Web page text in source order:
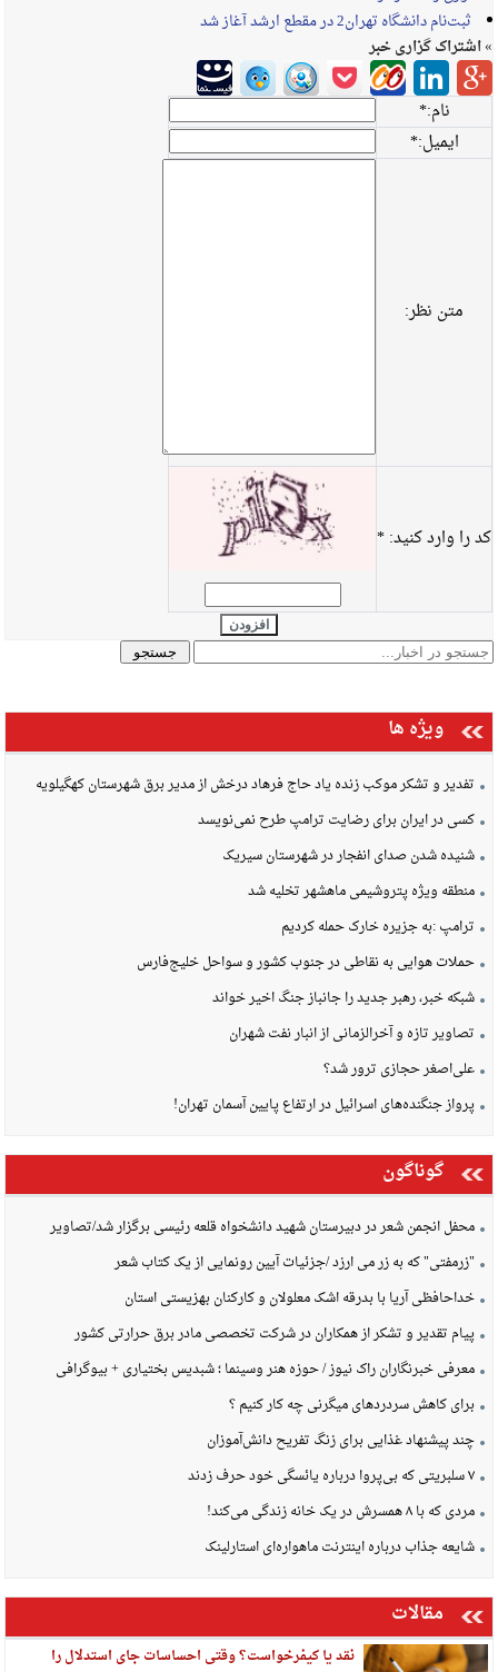
ثبت‌‌نام دانشگاه تهران2 در مقطع ارشد آغاز شد
» اشتراک گزاری خبر
نام:*
ایمیل:*
متن نظر:
کد را وارد کنید:*
افزودن
ویژه ها
تفدیر و تشکر موکب زنده یاد حاج فرهاد درخش از مدیر برق شهرستان کهگیلویه
کسی در ایران برای رضایت ترامپ طرح نمی‌نویسد
شنیده شدن صدای انفجار در شهرستان سیریک
منطقه ویژه پتروشیمی ماهشهر تخلیه شد
ترامپ :به جزیره خارک حمله کردیم
حملات هوایی به نقاطی در جنوب کشور و سواحل خلیج‌فارس
شبکه خبر، رهبر جدید را جانباز جنگ اخیر خواند
تصاویر تازه و آخرالزمانی از انبار نفت شهران
علی‌اصغر حجازی ترور شد؟
پرواز جنگنده‌های اسرائیل در ارتفاع پایین آسمان تهران!
گوناگون
محفل انجمن شعر در دبیرستان شهید دانشخواه قلعه رئیسی برگزار شد/تصاویر
"زرمفتی" که به زر می ارزد /جزئیات آیین رونمایی از یک کتاب شعر
خداحافظی آریا با بدرقه اشک معلولان و کارکنان بهزیستی استان
پیام تقدیر و تشکر از همکاران در شرکت تخصصی مادر برق حرارتی کشور
معرفی خبرنگاران راک نیوز / حوزه هنر وسینما ؛ شبدیس بختیاری + بیوگرافی
برای کاهش سردردهای میگرنی چه کار کنیم ؟
چند پیشنهاد غذایی برای زنگ تفریح دانش‌آموزان
۷ سلبریتی که بی‌پروا درباره یائسگی خود حرف زدند
مردی که با ۸ همسرش در یک خانه زندگی می‌کند!
شایعه جذاب درباره اینترنت ماهواره‌ای استارلینک
مقالات
نقد یا کیفرخواست؟ وقتی احساسات جای استدلال را